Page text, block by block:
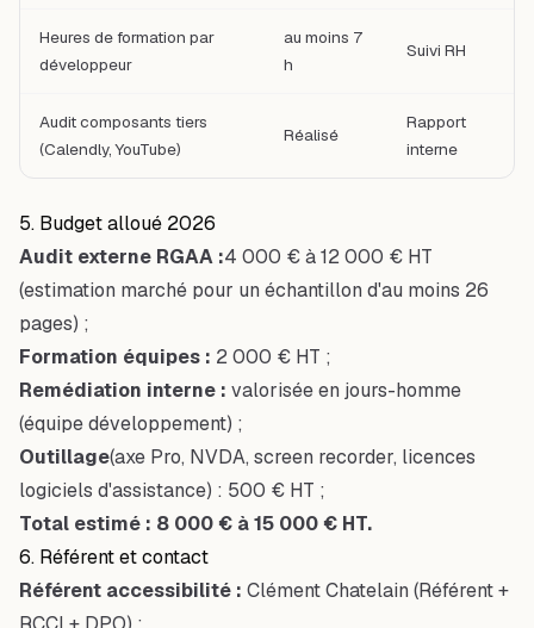
Heures de formation par
développeur
au moins 7
h
Suivi RH
Audit composants tiers
(Calendly, YouTube)
Réalisé
Rapport
interne
5. Budget alloué 2026
Audit externe RGAA :4 000 € à 12 000 € HT
(estimation marché pour un échantillon d'au moins 26
pages) ;
Formation équipes : 2 000 € HT ;
Remédiation interne : valorisée en jours-homme
(équipe développement) ;
Outillage(axe Pro, NVDA, screen recorder, licences
logiciels d'assistance) : 500 € HT ;
Total estimé : 8 000 € à 15 000 € HT.
6. Référent et contact
Référent accessibilité : Clément Chatelain (Référent +